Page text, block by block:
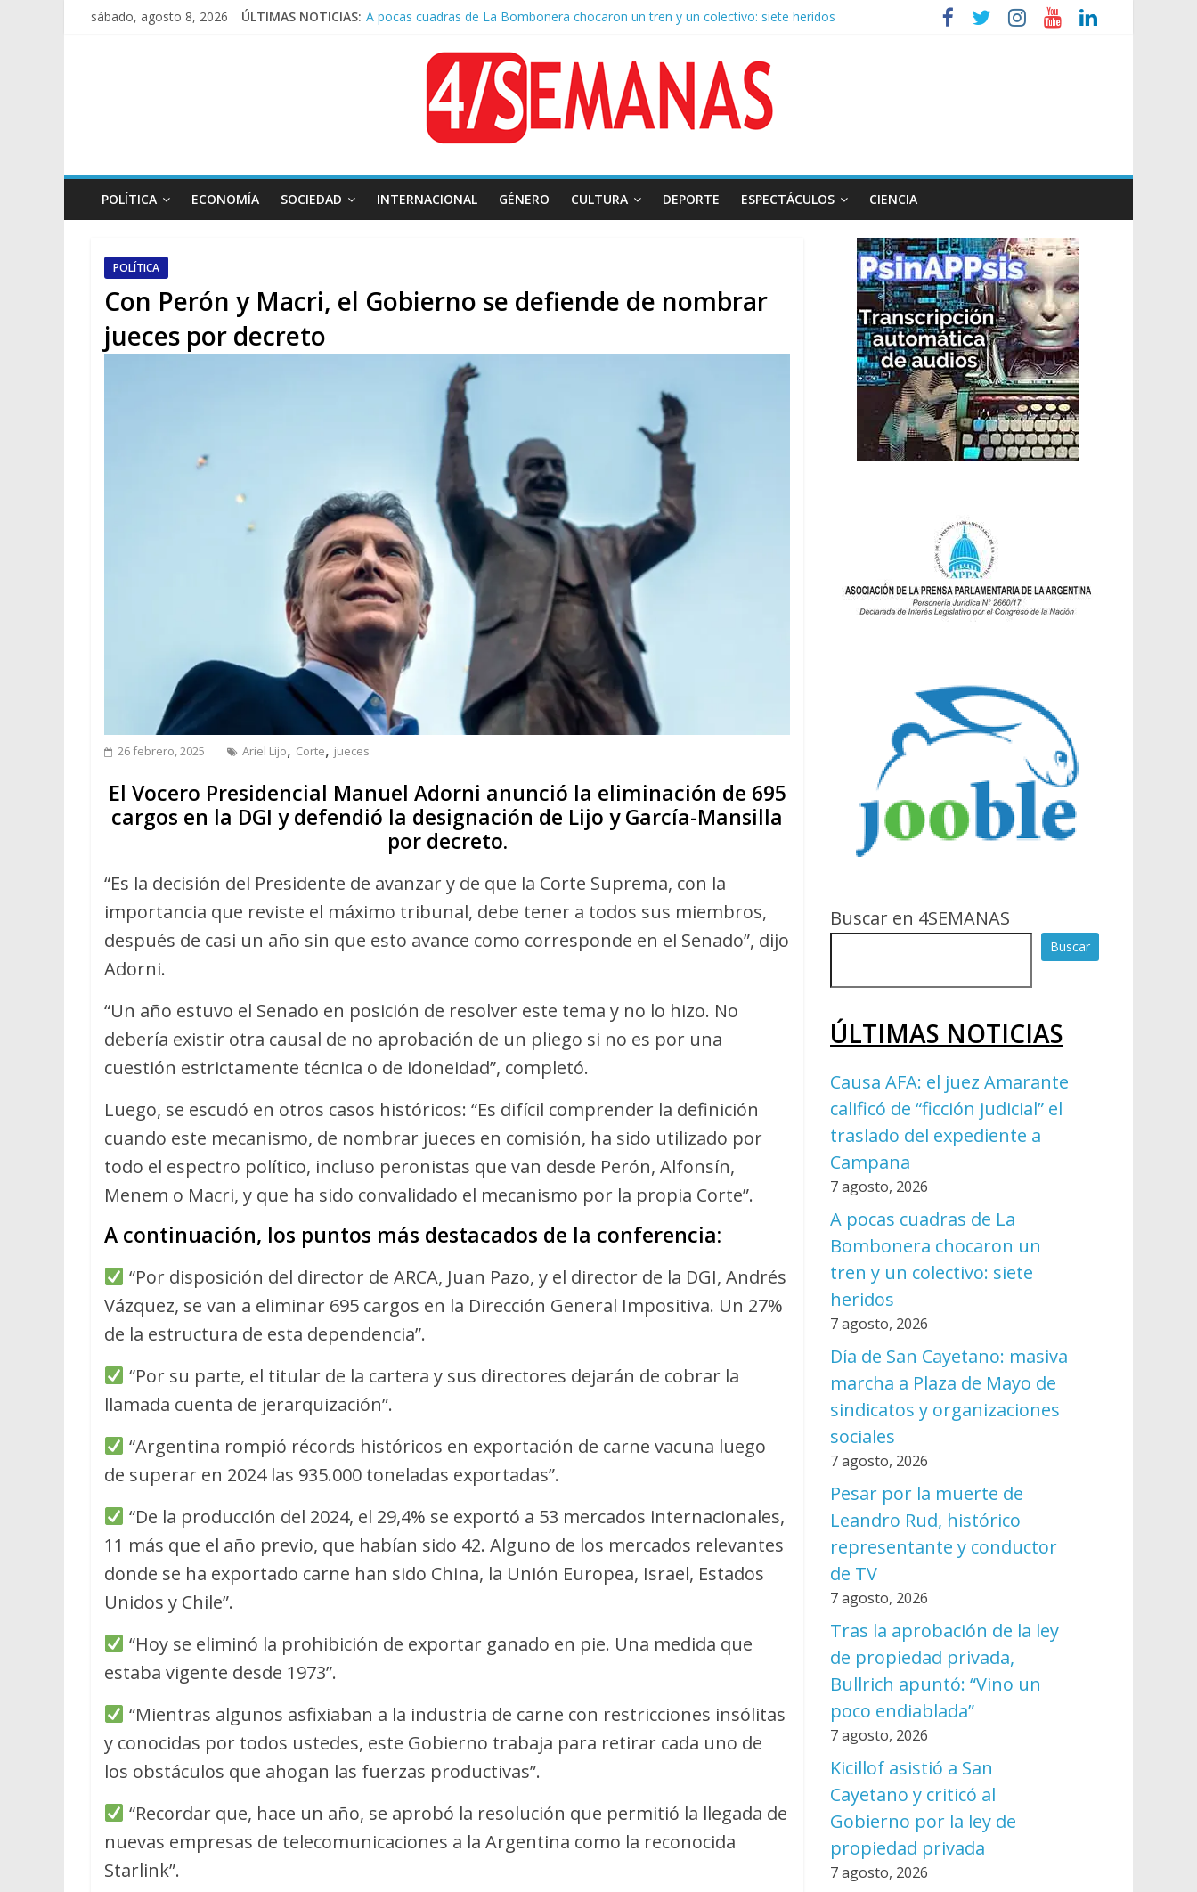
sábado, agosto 8, 2026 ÚLTIMAS NOTICIAS: A pocas cuadras de La Bombonera chocaron un tren y un colectivo: siete heridos
Pesar por la muerte de Leandro Rud, histórico representante y conductor de TV
Tras la aprobación de la ley de propiedad privada, Bullrich apuntó: “Vino un poco endiablada”
Causa AFA: el juez Amarante calificó de “ficción judicial” el traslado del expediente a Campana
POLÍTICA ECONOMÍA SOCIEDAD INTERNACIONAL GÉNERO CULTURA DEPORTE ESPECTÁCULOS CIENCIA
POLÍTICA
Con Perón y Macri, el Gobierno se defiende de nombrar
jueces por decreto
26 febrero, 2025 Ariel Lijo, Corte, jueces
El Vocero Presidencial Manuel Adorni anunció la eliminación de 695
cargos en la DGI y defendió la designación de Lijo y García-Mansilla
por decreto.
“Es la decisión del Presidente de avanzar y de que la Corte Suprema, con la
importancia que reviste el máximo tribunal, debe tener a todos sus miembros,
después de casi un año sin que esto avance como corresponde en el Senado”, dijo
Adorni.
“Un año estuvo el Senado en posición de resolver este tema y no lo hizo. No
debería existir otra causal de no aprobación de un pliego si no es por una
cuestión estrictamente técnica o de idoneidad”, completó.
Luego, se escudó en otros casos históricos: “Es difícil comprender la definición
cuando este mecanismo, de nombrar jueces en comisión, ha sido utilizado por
todo el espectro político, incluso peronistas que van desde Perón, Alfonsín,
Menem o Macri, y que ha sido convalidado el mecanismo por la propia Corte”.
A continuación, los puntos más destacados de la conferencia:
“Por disposición del director de ARCA, Juan Pazo, y el director de la DGI, Andrés
Vázquez, se van a eliminar 695 cargos en la Dirección General Impositiva. Un 27%
de la estructura de esta dependencia”.
“Por su parte, el titular de la cartera y sus directores dejarán de cobrar la
llamada cuenta de jerarquización”.
“Argentina rompió récords históricos en exportación de carne vacuna luego
de superar en 2024 las 935.000 toneladas exportadas”.
“De la producción del 2024, el 29,4% se exportó a 53 mercados internacionales,
11 más que el año previo, que habían sido 42. Alguno de los mercados relevantes
donde se ha exportado carne han sido China, la Unión Europea, Israel, Estados
Unidos y Chile”.
“Hoy se eliminó la prohibición de exportar ganado en pie. Una medida que
estaba vigente desde 1973”.
“Mientras algunos asfixiaban a la industria de carne con restricciones insólitas
y conocidas por todos ustedes, este Gobierno trabaja para retirar cada uno de
los obstáculos que ahogan las fuerzas productivas”.
“Recordar que, hace un año, se aprobó la resolución que permitió la llegada de
nuevas empresas de telecomunicaciones a la Argentina como la reconocida
Starlink”.
Buscar en 4SEMANAS
Buscar
ÚLTIMAS NOTICIAS
Causa AFA: el juez Amarante
calificó de “ficción judicial” el
traslado del expediente a
Campana
7 agosto, 2026
A pocas cuadras de La
Bombonera chocaron un
tren y un colectivo: siete
heridos
7 agosto, 2026
Día de San Cayetano: masiva
marcha a Plaza de Mayo de
sindicatos y organizaciones
sociales
7 agosto, 2026
Pesar por la muerte de
Leandro Rud, histórico
representante y conductor
de TV
7 agosto, 2026
Tras la aprobación de la ley
de propiedad privada,
Bullrich apuntó: “Vino un
poco endiablada”
7 agosto, 2026
Kicillof asistió a San
Cayetano y criticó al
Gobierno por la ley de
propiedad privada
7 agosto, 2026